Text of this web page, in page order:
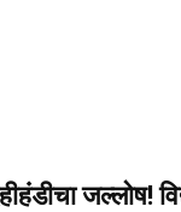
जल्लोष!